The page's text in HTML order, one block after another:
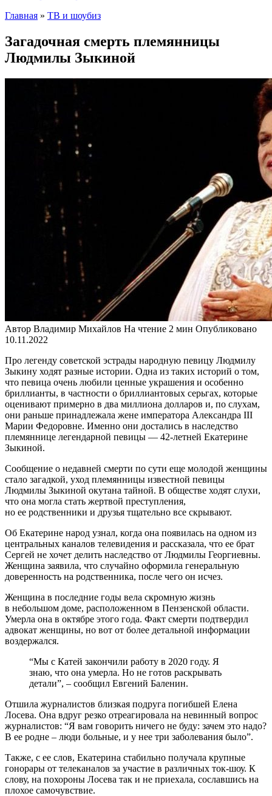
Главная » ТВ и шоубиз
Загадочная смерть племянницы
Людмилы Зыкиной
Автор Владимир Михайлов На чтение 2 мин Опубликовано
10.11.2022
Про легенду советской эстрады народную певицу Людмилу
Зыкину ходят разные истории. Одна из таких историй о том,
что певица очень любили ценные украшения и особенно
бриллианты, в частности о бриллиантовых серьгах, которые
оценивают примерно в два миллиона долларов и, по слухам,
они раньше принадлежала жене императора Александра III
Марии Федоровне. Именно они достались в наследство
племяннице легендарной певицы — 42-летней Екатерине
Зыкиной.
Сообщение о недавней смерти по сути еще молодой женщины
стало загадкой, уход племянницы известной певицы
Людмилы Зыкиной окутана тайной. В обществе ходят слухи,
что она могла стать жертвой преступления,
но ее родственники и друзья тщательно все скрывают.
Об Екатерине народ узнал, когда она появилась на одном из
центральных каналов телевидения и рассказала, что ее брат
Сергей не хочет делить наследство от Людмилы Георгиевны.
Женщина заявила, что случайно оформила генеральную
доверенность на родственника, после чего он исчез.
Женщина в последние годы вела скромную жизнь
в небольшом доме, расположенном в Пензенской области.
Умерла она в октябре этого года. Факт смерти подтвердил
адвокат женщины, но вот от более детальной информации
воздержался.
“Мы с Катей закончили работу в 2020 году. Я
знаю, что она умерла. Но не готов раскрывать
детали”, – сообщил Евгений Баленин.
Отшила журналистов близкая подруга погибшей Елена
Лосева. Она вдруг резко отреагировала на невинный вопрос
журналистов: “Я вам говорить ничего не буду: зачем это надо?
В ее родне – люди больные, и у нее три заболевания было”.
Также, с ее слов, Екатерина стабильно получала крупные
гонорары от телеканалов за участие в различных ток-шоу. К
слову, на похороны Лосева так и не приехала, сославшись на
плохое самочувствие.